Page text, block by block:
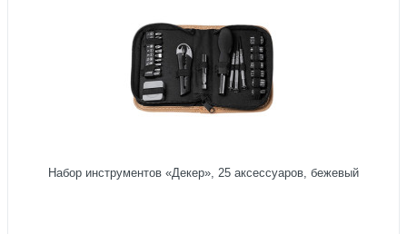
Набор инструментов «Декер», 25 аксессуаров, бежевый